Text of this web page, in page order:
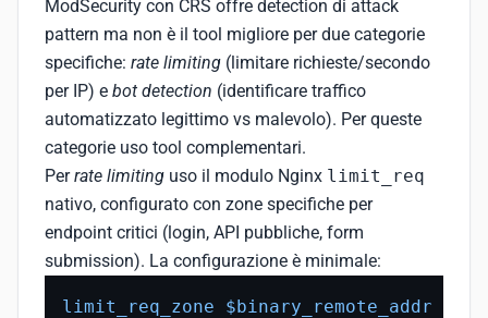
ModSecurity con CRS offre detection di attack
pattern ma non è il tool migliore per due categorie
specifiche: rate limiting (limitare richieste/secondo
per IP) e bot detection (identificare traffico
automatizzato legittimo vs malevolo). Per queste
categorie uso tool complementari.
Perrate limiting uso il modulo Nginx limit_req
nativo, configurato con zone specifiche per
endpoint critici (login, API pubbliche, form
submission). La configurazione è minimale:
limit_req_zone $binary_remote_addr